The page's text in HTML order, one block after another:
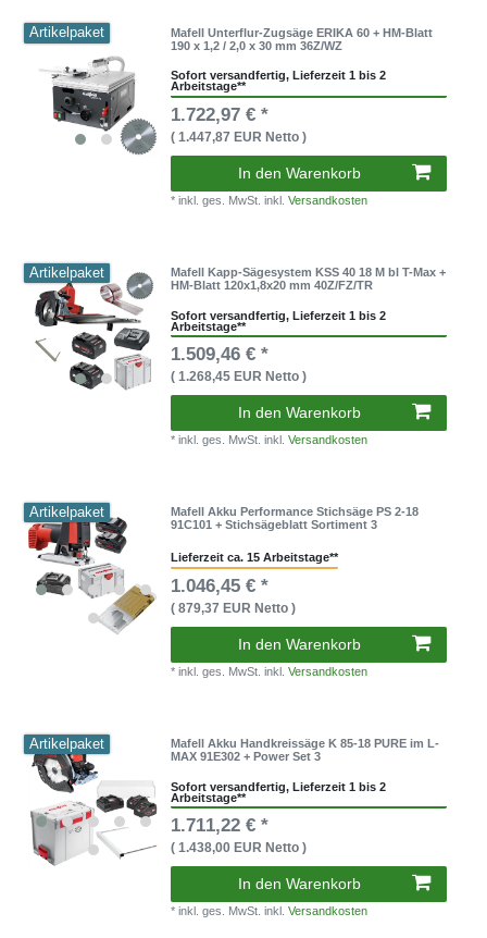
Artikelpaket
Mafell Unterflur-Zugsäge ERIKA 60 + HM-Blatt
190 x 1,2 / 2,0 x 30 mm 36Z/WZ
Sofort versandfertig, Lieferzeit 1 bis 2
Arbeitstage**
1.722,97 € *
( 1.447,87 EUR Netto )
In den Warenkorb
* inkl. ges. MwSt. inkl.Versandkosten
Artikelpaket
Mafell Kapp-Sägesystem KSS 40 18 M bl T-Max +
HM-Blatt 120x1,8x20 mm 40Z/FZ/TR
Sofort versandfertig, Lieferzeit 1 bis 2
Arbeitstage**
1.509,46 € *
( 1.268,45 EUR Netto )
In den Warenkorb
* inkl. ges. MwSt. inkl.Versandkosten
Artikelpaket
Mafell Akku Performance Stichsäge PS 2-18
91C101 + Stichsägeblatt Sortiment 3
Lieferzeit ca. 15 Arbeitstage**
1.046,45 € *
( 879,37 EUR Netto )
In den Warenkorb
* inkl. ges. MwSt. inkl.Versandkosten
Artikelpaket
Mafell Akku Handkreissäge K 85-18 PURE im L-
MAX 91E302 + Power Set 3
Sofort versandfertig, Lieferzeit 1 bis 2
Arbeitstage**
1.711,22 € *
( 1.438,00 EUR Netto )
In den Warenkorb
* inkl. ges. MwSt. inkl.Versandkosten